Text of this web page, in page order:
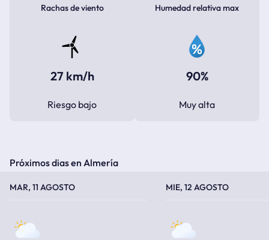
Rachas de viento
27 km/h
Riesgo bajo
Humedad relativa max
90%
Muy alta
Próximos dias en Almería
MAR, 11 AGOSTO MIE, 12 AGOSTO